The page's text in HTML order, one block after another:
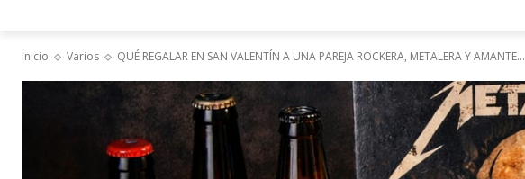
Inicio Varios QUÉ REGALAR EN SAN VALENTÍN A UNA PAREJA ROCKERA, METALERA Y AMANTE...